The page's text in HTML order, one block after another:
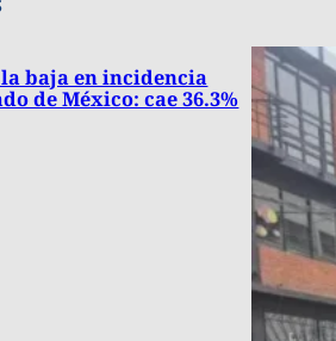
baja en incidencia
de México: cae 36.3%